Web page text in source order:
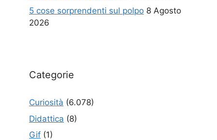
5 cose sorprendenti sul polpo 8 Agosto
2026
Categorie
Curiosità (6.078)
Didattica (8)
Gif (1)